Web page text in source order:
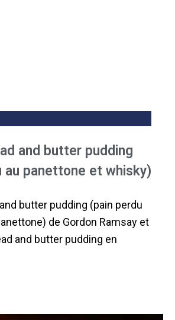
and butter pudding
au panettone et whisky)
butter pudding (pain perdu
de Gordon Ramsay et
and butter pudding en